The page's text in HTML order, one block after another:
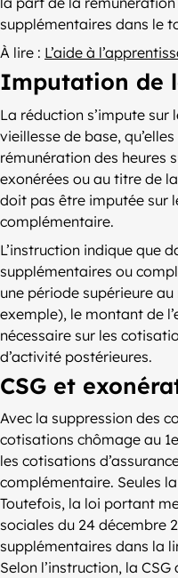
supplémentaires dans le
À lire : L’aide à
Imputation de
La réduction s’impute sur
vieillesse de base,
rémunération des heures
exonérées ou au titre de
doit pas être imputée sur
complémentaire.
L’instruction indique que
supplémentaires ou
une période supérieure
exemple), le montant de
nécessaire sur les
d’activité postérieures.
CSG et
Avec la suppression des
cotisations chômage au
les cotisations
complémentaire. Seules
Toutefois, la loi portant
sociales du 24 décembre
supplémentaires dans la
Selon l’instruction, la CSG